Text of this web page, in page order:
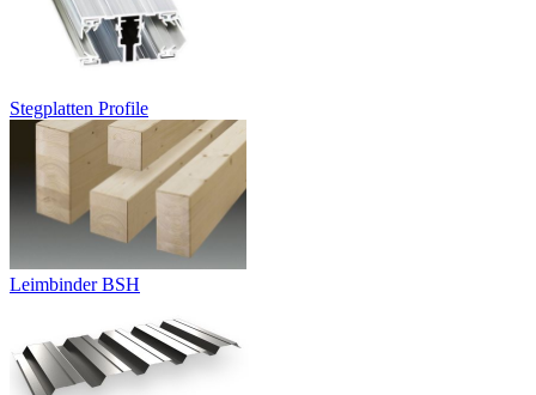
Stegplatten Profile
Leimbinder BSH